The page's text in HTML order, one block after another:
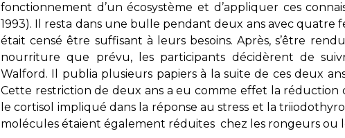
fonctionnement d’un écosystème et d’appliquer ces
1993). Il resta dans une bulle pendant deux ans avec quatre
était censé être suffisant à leurs besoins. Après, s’être
nourriture que prévu, les participants décidèrent de
Walford. Il publia plusieurs papiers à la suite de ces deux
Cette restriction de deux ans a eu comme effet la réduction
le cortisol impliqué dans la réponse au stress et la
molécules étaient également réduites chez les rongeurs ou